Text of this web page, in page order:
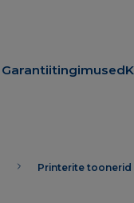
Garantiitingimused
Printerite toonerid